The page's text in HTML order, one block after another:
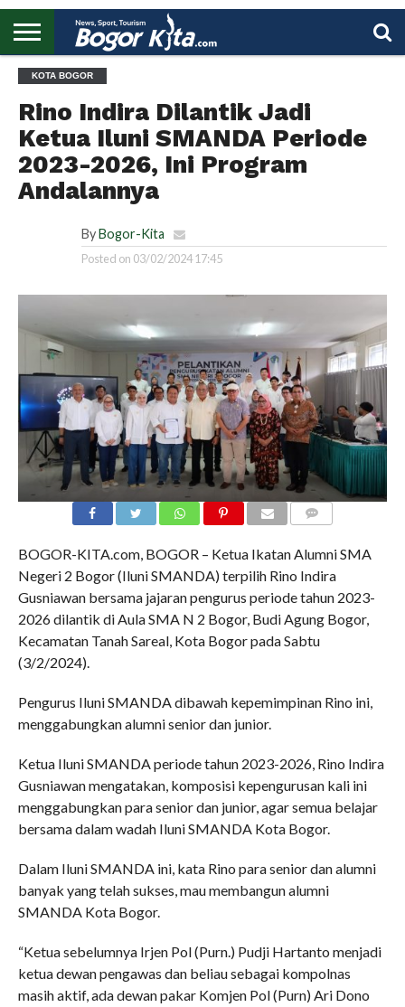
BOGOR
REGIONAL
NASIONAL
PENDIDIKAN
WISATA
OLAHRAGA
LAPORAN
PROFIL
KOTA BOGOR
Rino Indira Dilantik Jadi
Ketua Iluni SMANDA Periode
2023-2026, Ini Program
Andalannya
By Bogor-Kita
Posted on 03/02/2024 17:45
BOGOR-KITA.com, BOGOR – Ketua Ikatan Alumni SMA
Negeri 2 Bogor (Iluni SMANDA) terpilih Rino Indira
Gusniawan bersama jajaran pengurus periode tahun 2023-
2026 dilantik di Aula SMA N 2 Bogor, Budi Agung Bogor,
Kecamatan Tanah Sareal, Kota Bogor pada Sabtu
(3/2/2024).
Pengurus Iluni SMANDA dibawah kepemimpinan Rino ini,
menggabungkan alumni senior dan junior.
Ketua Iluni SMANDA periode tahun 2023-2026, Rino Indira
Gusniawan mengatakan, komposisi kepengurusan kali ini
menggabungkan para senior dan junior, agar semua belajar
bersama dalam wadah Iluni SMANDA Kota Bogor.
Dalam Iluni SMANDA ini, kata Rino para senior dan alumni
banyak yang telah sukses, mau membangun alumni
SMANDA Kota Bogor.
“Ketua sebelumnya Irjen Pol (Purn.) Pudji Hartanto menjadi
ketua dewan pengawas dan beliau sebagai kompolnas
masih aktif, ada dewan pakar Komjen Pol (Purn) Ari Dono